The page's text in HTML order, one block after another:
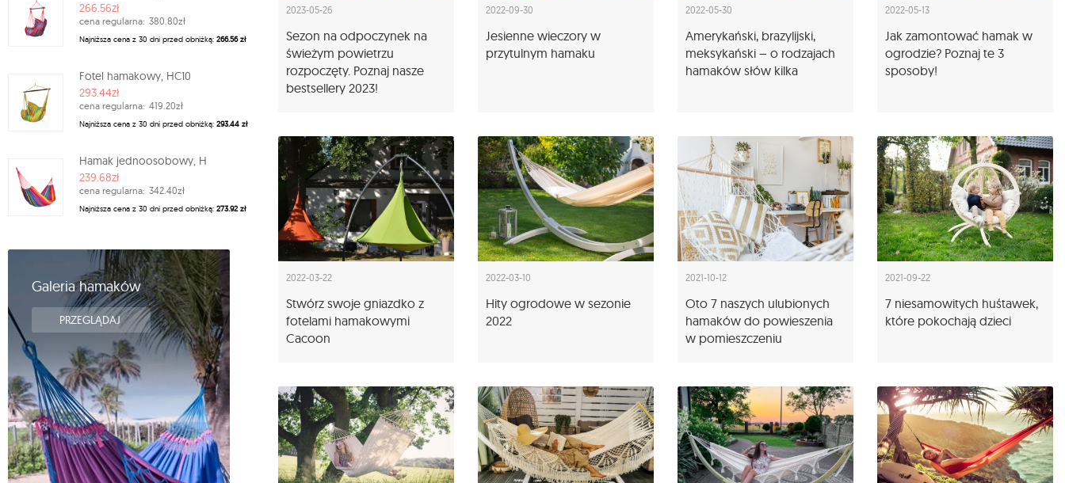
2023-05-26
Sezon na odpoczynek na
świeżym powietrzu
rozpoczęty. Poznaj nasze
bestsellery 2023!
2022-09-30
Jesienne wieczory w
przytulnym hamaku
2022-05-30
Amerykański, brazylijski,
meksykański – o rodzajach
hamaków słów kilka
2022-05-13
Jak zamontować hamak w
ogrodzie? Poznaj te 3
sposoby!
2022-03-22
Stwórz swoje gniazdko z
fotelami hamakowymi
Cacoon
2022-03-10
Hity ogrodowe w sezonie
2022
2021-10-12
Oto 7 naszych ulubionych
hamaków do powieszenia
w pomieszczeniu
2021-09-22
7 niesamowitych huśtawek,
które pokochają dzieci
266.56zł
cena regularna: 380.80zł
Najniższa cena z 30 dni przed obniżką: 266.56 zł
Fotel hamakowy, HC10
293.44zł
cena regularna: 419.20zł
Najniższa cena z 30 dni przed obniżką: 293.44 zł
Hamak jednoosobowy, H
239.68zł
cena regularna: 342.40zł
Najniższa cena z 30 dni przed obniżką: 273.92 zł
Galeria hamaków
PRZEGLĄDAJ